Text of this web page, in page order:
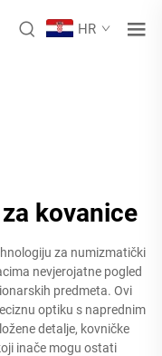
HR
kovanice
za numizmatički
nevjerojatne pogled
predmeta. Ovi
optiku s naprednim
detalje, kovničke
inače mogu ostati